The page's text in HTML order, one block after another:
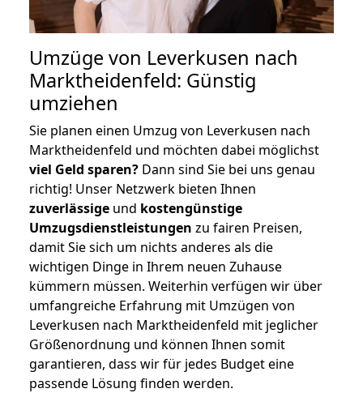
Umzüge von Leverkusen nach
Marktheidenfeld: Günstig
umziehen
Sie planen einen Umzug von Leverkusen nach
Marktheidenfeld und möchten dabei möglichst
viel Geld sparen? Dann sind Sie bei uns genau
richtig! Unser Netzwerk bieten Ihnen
zuverlässige und kostengünstige
Umzugsdienstleistungen zu fairen Preisen,
damit Sie sich um nichts anderes als die
wichtigen Dinge in Ihrem neuen Zuhause
kümmern müssen. Weiterhin verfügen wir über
umfangreiche Erfahrung mit Umzügen von
Leverkusen nach Marktheidenfeld mit jeglicher
Größenordnung und können Ihnen somit
garantieren, dass wir für jedes Budget eine
passende Lösung finden werden.